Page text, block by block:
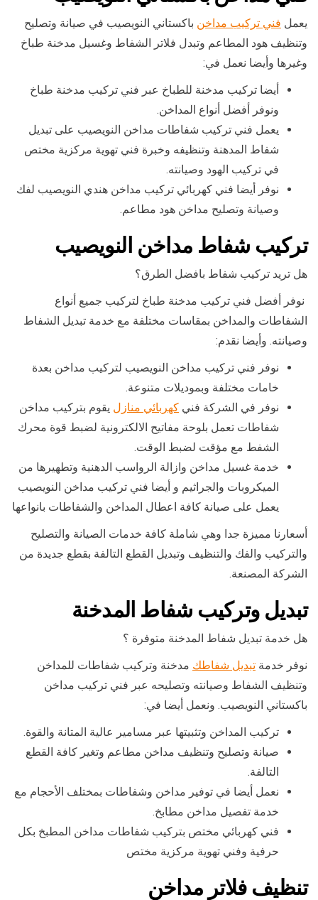
يعمل فني تركيب مداخن باكستاني النويصيب في صيانة وتصليح
وتنظيف هود المطاعم وتبدل فلاتر الشفاط وغسيل مدخنة طباخ
وغيرها وأيضا نعمل في:
أيضا تركيب مدخنة للطباخ عبر فني تركيب مدخنة طباخ
ونوفر أفضل أنواع المداخن.
يعمل فني تركيب شفاطات مداخن النويصيب على تبديل
شفاط المدهنة وتنظيفه وخبرة فني تهوية مركزية مختص
في تركيب الهود وصيانته.
نوفر أيضا فني كهربائي تركيب مداخن هندي النويصيب لفك
وصيانة وتصليح مداخن هود مطاعم.
تركيب شفاط مداخن النويصيب
هل تريد تركيب شفاط بافضل الطرق؟
نوفر أفضل فني تركيب مدخنة طباخ لتركيب جميع أنواع
الشفاطات والمداخن بمقاسات مختلفة مع خدمة تبديل الشفاط
وصيانته. وأيضا نقدم:
نوفر فني تركيب مداخن النويصيب لتركيب مداخن بعدة
خامات مختلفة وبموديلات متنوعة.
نوفر في الشركة فني كهربائي منازل يقوم بتركيب مداخن
شفاطات تعمل بلوحة مفاتيح الالكترونية لضبط قوة محرك
الشفط مع مؤقت لضبط الوقت.
خدمة غسيل مداخن وازالة الرواسب الدهنية وتطهيرها من
الميكروبات والجراثيم و أيضا فني تركيب مداخن النويصيب
يعمل على صيانة كافة اعطال المداخن والشفاطات بانواعها
أسعارنا مميزة جدا وهي شاملة كافة خدمات الصيانة والتصليح
والتركيب والفك والتنظيف وتبديل القطع التالفة بقطع جديدة من
الشركة المصنعة.
تبديل وتركيب شفاط المدخنة
هل خدمة تبديل شفاط المدخنة متوفرة ؟
نوفر خدمة تبديل شفاطك مدخنة وتركيب شفاطات للمداخن
وتنظيف الشفاط وصيانته وتصليحه عبر فني تركيب مداخن
باكستاني النويصيب. ونعمل أيضا في:
تركيب المداخن وتثبيتها عبر مسامير عالية المتانة والقوة.
صيانة وتصليح وتنظيف مداخن مطاعم وتغير كافة القطع
التالفة.
نعمل أيضا في توفير مداخن وشفاطات بمختلف الأحجام مع
خدمة تفصيل مداخن مطابخ.
فني كهربائي مختص بتركيب شفاطات مداخن المطبخ بكل
حرفية وفني تهوية مركزية مختص
تنظيف فلاتر مداخن